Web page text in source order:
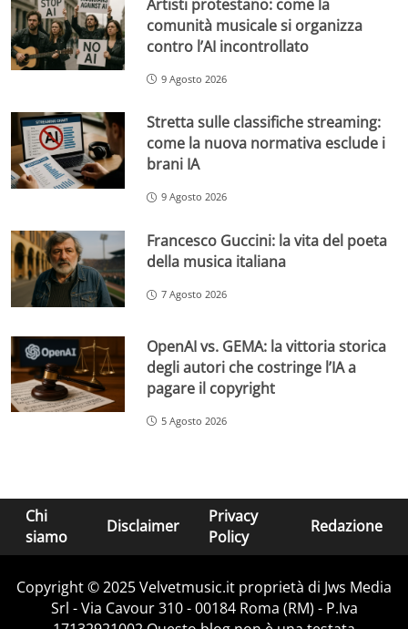
Artisti protestano: come la
comunità musicale si organizza
contro l’AI incontrollato
9 Agosto 2026
Stretta sulle classifiche streaming:
come la nuova normativa esclude i
brani IA
9 Agosto 2026
Francesco Guccini: la vita del poeta
della musica italiana
7 Agosto 2026
OpenAI vs. GEMA: la vittoria storica
degli autori che costringe l’IA a
pagare il copyright
5 Agosto 2026
Chi
siamo
Disclaimer
Privacy
Policy
Redazione
Copyright © 2025 Velvetmusic.it proprietà di Jws Media
Srl - Via Cavour 310 - 00184 Roma (RM) - P.Iva